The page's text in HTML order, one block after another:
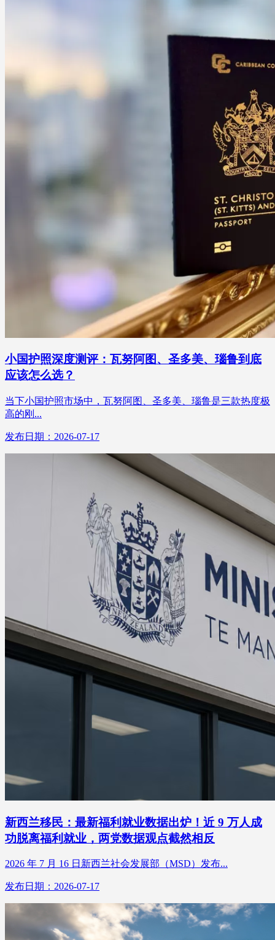
小国护照深度测评：瓦努阿图、圣多美、瑙鲁到底
应该怎么选？
当下小国护照市场中，瓦努阿图、圣多美、瑙鲁是三款热度极
高的刚...
发布日期：2026-07-17
新西兰移民：最新福利就业数据出炉！近 9 万人成
功脱离福利就业，两党数据观点截然相反
2026 年 7 月 16 日新西兰社会发展部（MSD）发布...
发布日期：2026-07-17